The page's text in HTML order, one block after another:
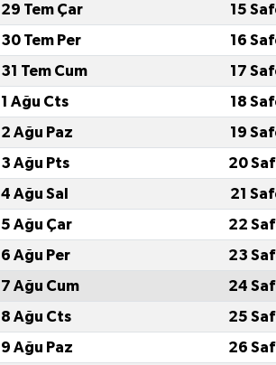
29 Tem Çar
15
30 Tem Per
16
31 Tem Cum
17
1 Ağu Cts
18
2 Ağu Paz
19
3 Ağu Pts
20
4 Ağu Sal
21
5 Ağu Çar
22
6 Ağu Per
23
7 Ağu Cum
24
8 Ağu Cts
25
9 Ağu Paz
26